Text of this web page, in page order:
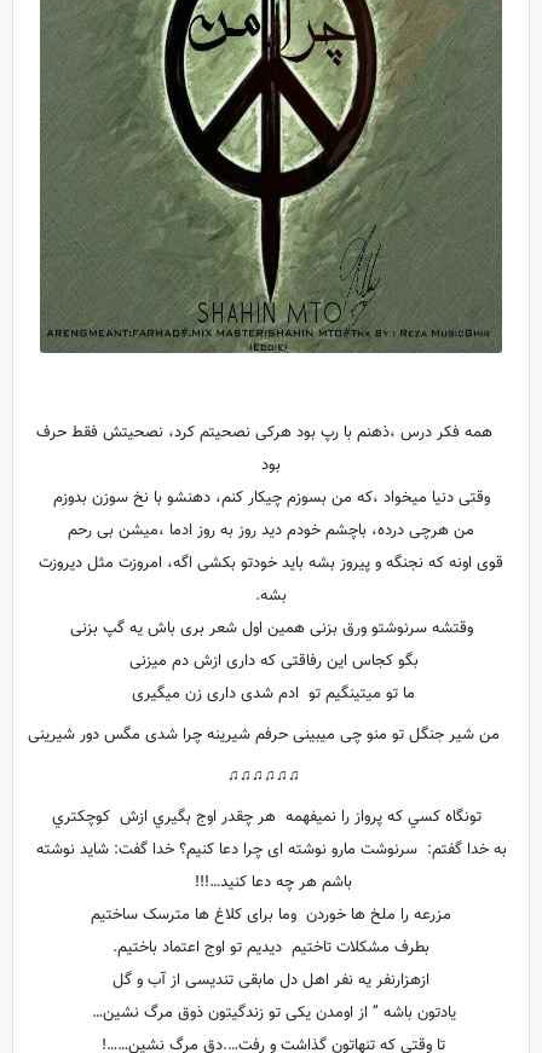
همه فکر درس ،ذهنم با رپ بود هرکی نصحیتم کرد، نصحیتش فقط حرف
بود
وقتی دنیا میخواد ،که من بسوزم چیکار کنم، دهنشو با نخ سوزن بدوزم
من هرچی درده، باچشم خودم دید روز به روز ادما ،میشن بی رحم
قوی اونه که نجنگه و پیروز بشه باید خودتو بکشی اگه، امروزت مثل دیروزت
بشه.
وقتشه سرنوشتو ورق بزنی همین اول شعر بری باش یه گپ بزنی
بگو کجاس این رفاقتی که داری ازش دم میزنی
ما تو میتینگیم تو ادم شدی داری زن میگیری
من شیر جنگل تو منو چی میبینی حرفم شیرینه چرا شدی مگس دور شیرینی
♫♫♫♫♫♫
تونگاه کسي که پرواز را نميفهمه هر چقدر اوج بگيري ازش کوچکتري
به خدا گفتم: سرنوشت مارو نوشته ای چرا دعا کنیم؟ خدا گفت: شاید نوشته
باشم هر چه دعا کنید…!!!
مزرعه را ملخ ها خوردن وما برای کلاغ ها مترسک ساختیم
بطرف مشکلات تاختیم دیدیم تو اوج اعتماد باختیم.
ازهزارنفر یه نفر اهل دل مابقی تندیسی از آب و گل
یادتون باشه ” از اومدن یکی تو زندگیتون ذوق مرگ نشین…
تا وقتی که تنهاتون گذاشت و رفت….دق مرگ نشین……!